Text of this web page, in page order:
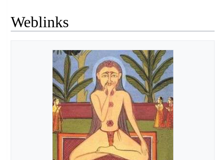
Weblinks